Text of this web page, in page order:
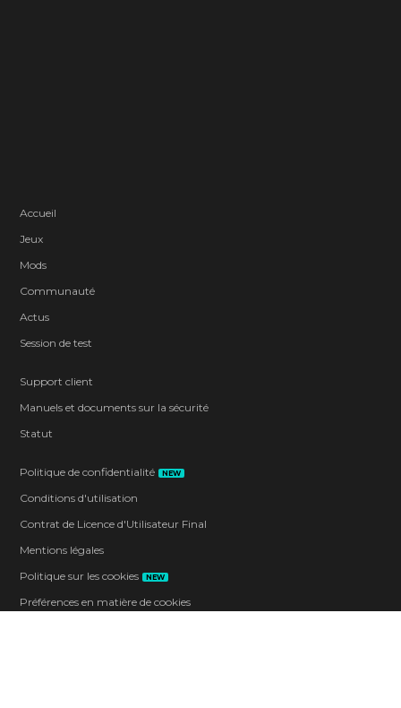
Accueil
Jeux
Mods
Communauté
Actus
Session de test
Support client
Manuels et documents sur la sécurité
Statut
Politique de confidentialité NEW
Conditions d'utilisation
Contrat de Licence d'Utilisateur Final
Mentions légales
Politique sur les cookies
NEW
Préférences en matière de cookies